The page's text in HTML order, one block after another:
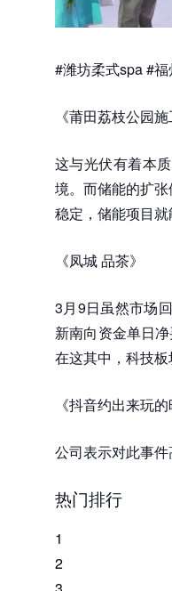
#潍坊柔式spa #
《莆田荔枝公园施
这与光伏有着本
境。而储能的扩
稳定，储能项目
《凤城 品茶》
3月9日虽然市场
新南向资金单日
在这其中，科技板
《抖音约出来玩的
公司表示对此事件
热门排行
1
2